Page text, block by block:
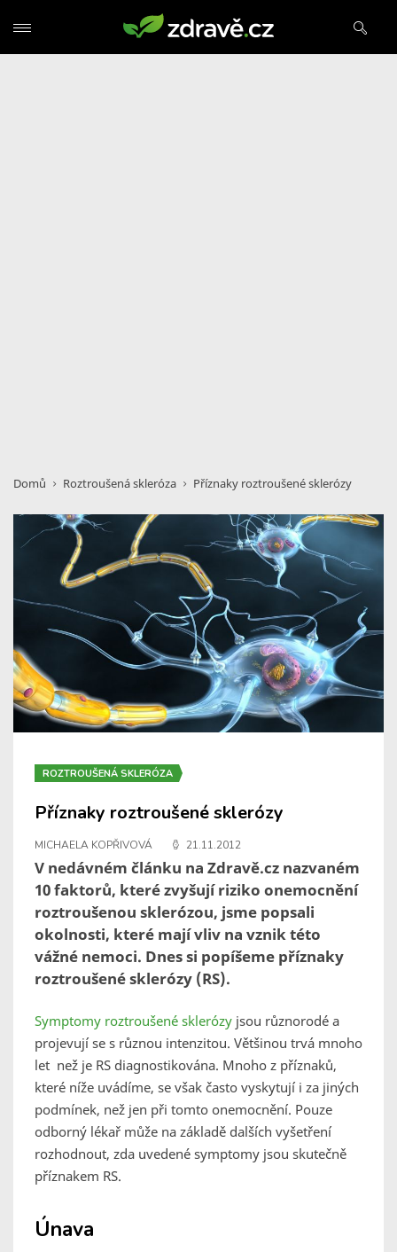
Domů Roztroušená skleróza Příznaky roztroušené sklerózy
ROZTROUŠENÁ SKLERÓZA
Příznaky roztroušené sklerózy
MICHAELA KOPŘIVOVÁ 21.11.2012
V nedávném článku na Zdravě.cz nazvaném
10 faktorů, které zvyšují riziko onemocnění
roztroušenou sklerózou, jsme popsali
okolnosti, které mají vliv na vznik této
vážné nemoci. Dnes si popíšeme příznaky
roztroušené sklerózy (RS).
Symptomy roztroušené sklerózy jsou různorodé a
projevují se s různou intenzitou. Většinou trvá mnoho
let než je RS diagnostikována. Mnoho z příznaků,
které níže uvádíme, se však často vyskytují i za jiných
podmínek, než jen při tomto onemocnění. Pouze
odborný lékař může na základě dalších vyšetření
rozhodnout, zda uvedené symptomy jsou skutečně
příznakem RS.
Únava